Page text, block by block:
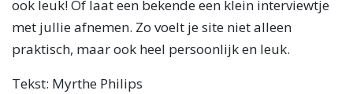
ook leuk! Of laat een bekende een klein interviewtje
met jullie afnemen. Zo voelt je site niet alleen
praktisch, maar ook heel persoonlijk en leuk.
Tekst: Myrthe Philips